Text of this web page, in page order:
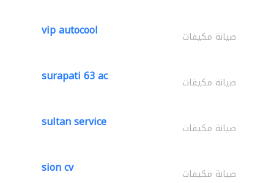
vip autocool صيانة مكيفات
surapati 63 ac صيانة مكيفات
sultan service صيانة مكيفات
sion cv صيانة مكيفات